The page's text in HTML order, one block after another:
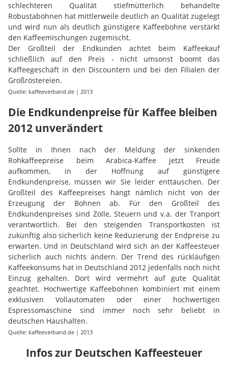
schlechteren Qualität stiefmütterlich behandelte
Robustabohnen hat mittlerweile deutlich an Qualität zugelegt
und wird nun als deutlich günstigere Kaffeebohne verstärkt
den Kaffeemischungen zugemischt.
Der Großteil der Endkunden achtet beim Kaffeekauf
schließlich auf den Preis - nicht umsonst boomt das
Kaffeegeschäft in den Discountern und bei den Filialen der
Großröstereien.
Quelle: kaffeeverband.de | 2013
Die Endkundenpreise für Kaffee bleiben
2012 unverändert
Sollte in Ihnen nach der Meldung der sinkenden
Rohkaffeepreise beim Arabica-Kaffee jetzt Freude
aufkommen, in der Hoffnung auf günstigere
Endkundenpreise, müssen wir Sie leider enttäuschen. Der
Großteil des Kaffeepreises hängt nämlich nicht von der
Erzeugung der Bohnen ab. Für den Großteil des
Endkundenpreises sind Zölle, Steuern und v.a. der Tranport
verantwortlich. Bei den steigenden Transportkosten ist
zukünftig also sicherlich keine Reduzierung der Endpreise zu
erwarten. Und in Deutschland wird sich an der Kaffeesteuer
sicherlich auch nichts ändern. Der Trend des rückläufigen
Kaffeekonsums hat in Deutschland 2012 jedenfalls noch nicht
Einzug gehalten. Dort wird vermehrt auf gute Qualität
geachtet. Hochwertige Kaffeebohnen kombiniert mit einem
exklusiven Vollautomaten oder einer hochwertigen
Espressomaschine sind immer noch sehr beliebt in
deutschen Haushalten.
Quelle: kaffeeverband.de | 2013
Infos zur Deutschen Kaffeesteuer